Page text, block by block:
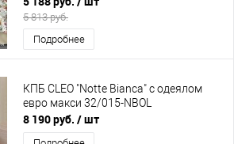
5 813 руб.
Подробнее
КПБ CLEO "Notte Bianca" с одеялом
евро макси 32/015-NBOL
8 190 руб. / шт